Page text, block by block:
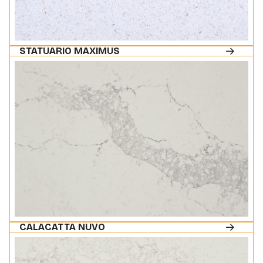
STATUARIO MAXIMUS
CALACATTA NUVO